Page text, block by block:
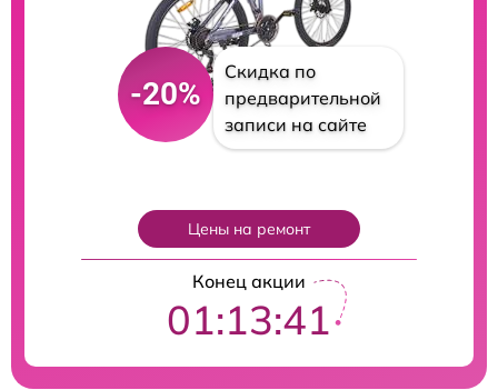
-20%
Скидка по
предварительной
записи на сайте
Цены на ремонт
Конец акции
01:13:40